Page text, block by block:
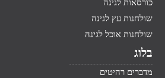
כורסאות לגינה
שולחנות עץ לגינה
שולחנות אוכל לגינה
בלוג
מדברים רהיטים